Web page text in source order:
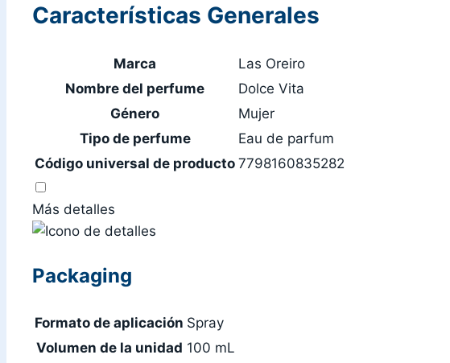
Características Generales
Marca
Las Oreiro
Nombre del perfume
Dolce Vita
Género
Mujer
Tipo de perfume
Eau de parfum
Código universal de producto 7798160835282
Más detalles
Packaging
Formato de aplicación Spray
Volumen de la unidad 100 mL